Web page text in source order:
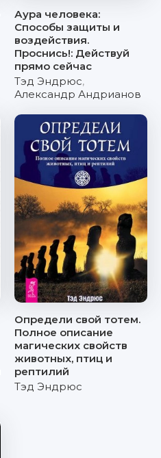
Аура человека:
Способы защиты и
воздействия.
Проснись!: Действуй
прямо сейчас
Тэд Эндрюс,
Александр Андрианов
Определи свой тотем.
Полное описание
магических свойств
животных, птиц и
рептилий
Тэд Эндрюс